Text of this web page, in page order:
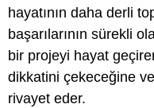
hayatının daha derli
başarılarının sürekli
bir projeyi hayat
dikkatini çekeceğine
rivayet eder.